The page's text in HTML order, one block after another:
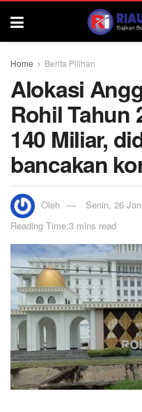
Home Berita Pilihan
Alokasi
Rohil Tahun
140 Miliar,
bancakan
Oleh
Senin, 26
Reading Time:3 mins read